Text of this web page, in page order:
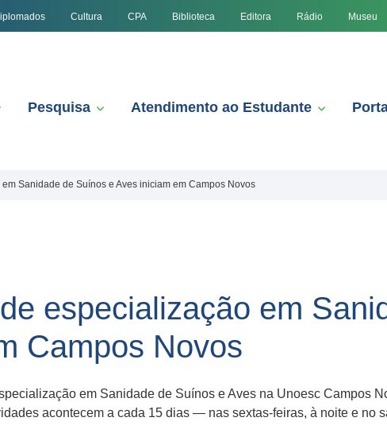
Cultura CPA Biblioteca Editora Rádio Museu
Pesquisa Atendimento ao Estudante
Sanidade de Suínos e Aves iniciam em Campos Novos
especialização em
Campos Novos
em Sanidade de Suínos e Aves na Unoesc Campos
acontecem a cada 15 dias — nas sextas-feiras, à noite e no